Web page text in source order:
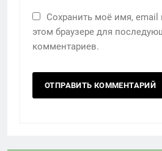
Сохранить моё имя, email
этом браузере для
комментариев.